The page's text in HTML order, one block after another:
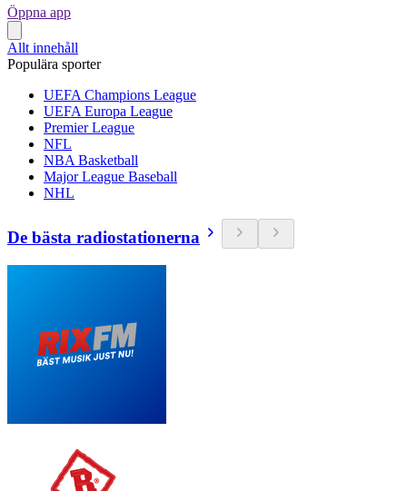
Öppna app
Allt innehåll
Populära sporter
UEFA Champions League
UEFA Europa League
Premier League
NFL
NBA Basketball
Major League Baseball
NHL
De bästa radiostationerna